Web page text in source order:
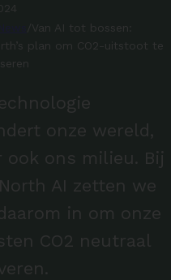
Van AI tot bossen:
plan om CO2-uitstoot te
onze wereld,
ook ons milieu. Bij
AI zetten we
in om onze
CO2 neutraal